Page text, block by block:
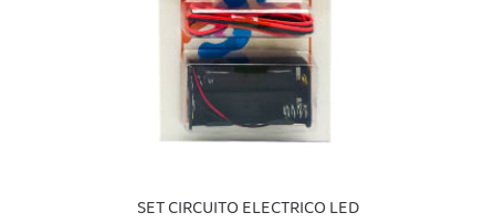
SET CIRCUITO ELECTRICO LED